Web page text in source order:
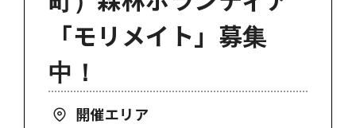
「モリメイト」募集
中！
開催エリア